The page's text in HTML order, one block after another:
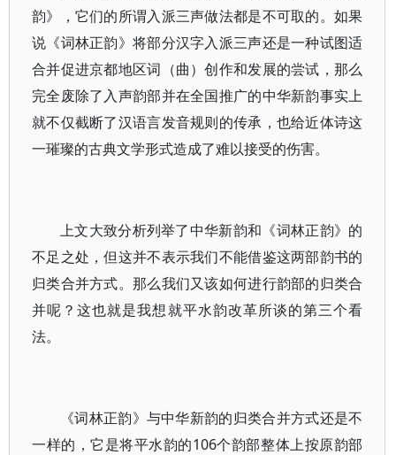
韵》，它们的所谓入派三声做法都是不可取的。如果
说《词林正韵》将部分汉字入派三声还是一种试图适
合并促进京都地区词（曲）创作和发展的尝试，那么
完全废除了入声韵部并在全国推广的中华新韵事实上
就不仅截断了汉语言发音规则的传承，也给近体诗这
一璀璨的古典文学形式造成了难以接受的伤害。
上文大致分析列举了中华新韵和《词林正韵》的
不足之处，但这并不表示我们不能借鉴这两部韵书的
归类合并方式。那么我们又该如何进行韵部的归类合
并呢？这也就是我想就平水韵改革所谈的第三个看
法。
《词林正韵》与中华新韵的归类合并方式还是不
一样的，它是将平水韵的106个韵部整体上按原韵部